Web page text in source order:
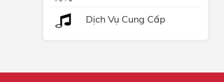
Dịch Vụ Cung Cấp